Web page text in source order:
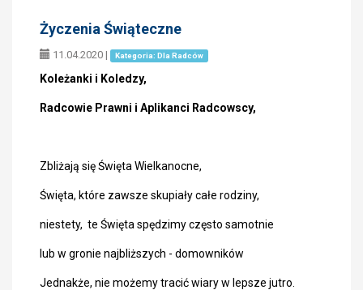
Życzenia Świąteczne
11.04.2020 | Kategoria: Dla Radców
Koleżanki i Koledzy,
Radcowie Prawni i Aplikanci Radcowscy,
Zbliżają się Święta Wielkanocne,
Święta, które zawsze skupiały całe rodziny,
niestety, te Święta spędzimy często samotnie
lub w gronie najbliższych - domowników
Jednakże, nie możemy tracić wiary w lepsze jutro.